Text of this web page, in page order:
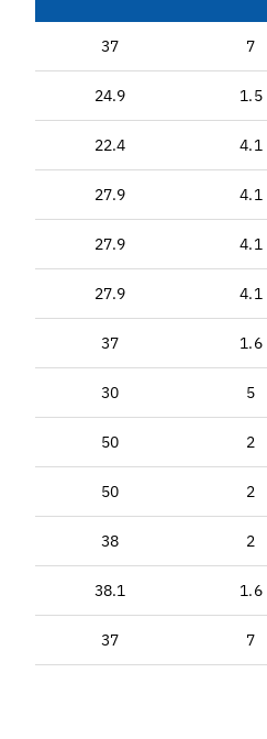
37 7
24.9 1.5
22.4 4.1
27.9 4.1
27.9 4.1
27.9 4.1
37 1.6
30 5
50 2
50 2
38 2
38.1 1.6
37 7